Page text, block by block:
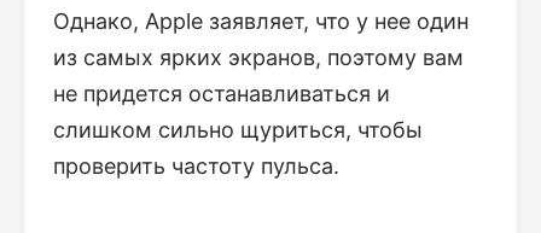
Однако, Apple заявляет, что у нее один
из самых ярких экранов, поэтому вам
не придется останавливаться и
слишком сильно щуриться, чтобы
проверить частоту пульса.